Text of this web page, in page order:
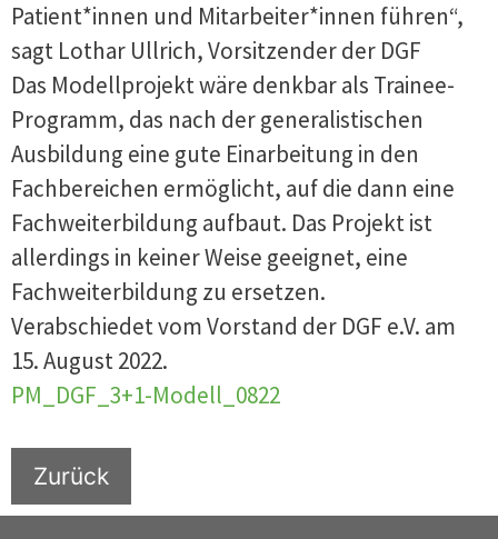
Patient*innen und Mitarbeiter*innen führen“,
sagt Lothar Ullrich, Vorsitzender der DGF
Das Modellprojekt wäre denkbar als Trainee-
Programm, das nach der generalistischen
Ausbildung eine gute Einarbeitung in den
Fachbereichen ermöglicht, auf die dann eine
Fachweiterbildung aufbaut. Das Projekt ist
allerdings in keiner Weise geeignet, eine
Fachweiterbildung zu ersetzen.
Verabschiedet vom Vorstand der DGF e.V. am
15. August 2022.
PM_DGF_3+1-Modell_0822
Zurück